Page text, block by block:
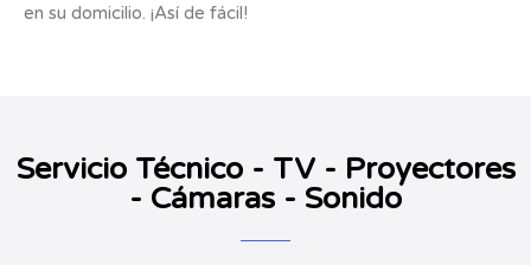
en su domicilio. ¡Así de fácil!
Servicio Técnico - TV - Proyectores
- Cámaras - Sonido